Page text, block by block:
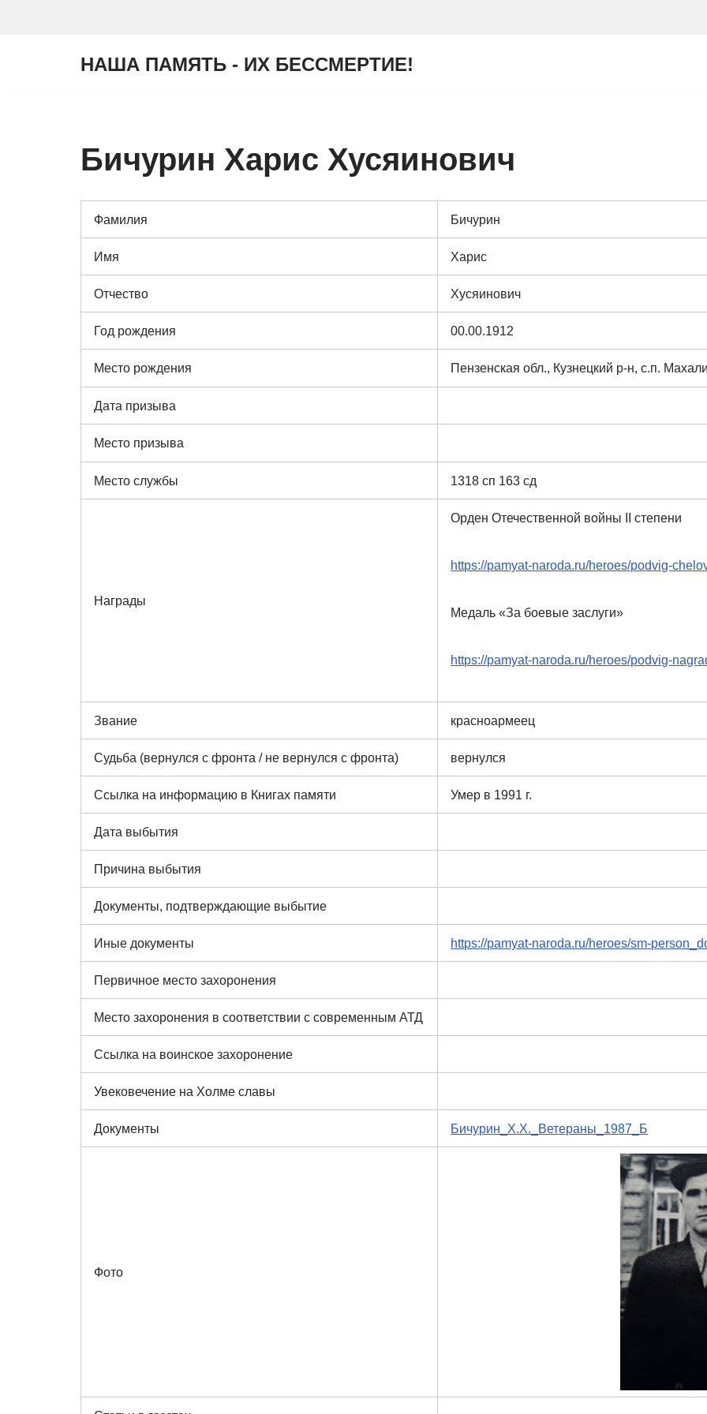
НАША ПАМЯТЬ - ИХ БЕССМЕРТИЕ!
Бичурин Харис Хусяинович
Фамилия Бичурин
Имя Харис
Отчество Хусяинович
Год рождения 00.00.1912
Место рождения Пензенская обл., Кузнецкий р-н, с.п.
Дата призыва
Место призыва
Место службы 1318 сп 163 сд
Награды
Орден Отечественной войны II степени
https://pamyat-naroda.ru/heroes/podvig-
Медаль «За боевые заслуги»
https://pamyat-naroda.ru/heroes/podvig-
Звание красноармеец
Судьба (вернулся с фронта / не вернулся с фронта) вернулся
Ссылка на информацию в Книгах памяти Умер в 1991 г.
Дата выбытия
Причина выбытия
Документы, подтверждающие выбытие
Иные документы https://pamyat-naroda.ru/heroes/sm-
Первичное место захоронения
Место захоронения в соответствии с современным АТД
Ссылка на воинское захоронение
Увековечение на Холме славы
Документы Бичурин_Х.Х._Ветераны_1987_Б
Фото